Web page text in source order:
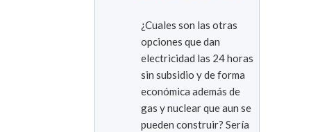
¿Cuales son las otras
opciones que dan
electricidad las 24 horas
sin subsidio y de forma
económica además de
gas y nuclear que aun se
pueden construir? Sería